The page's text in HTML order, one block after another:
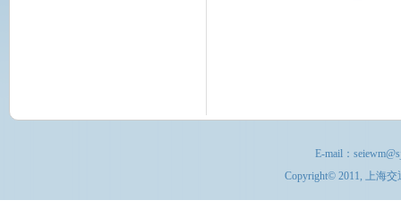
E-mail：
Copyright© 2011, 上海